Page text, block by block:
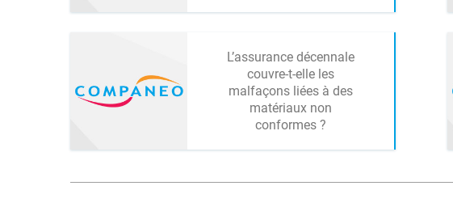
L’assurance décennale
couvre-t-elle les
malfaçons liées à des
matériaux non
conformes ?